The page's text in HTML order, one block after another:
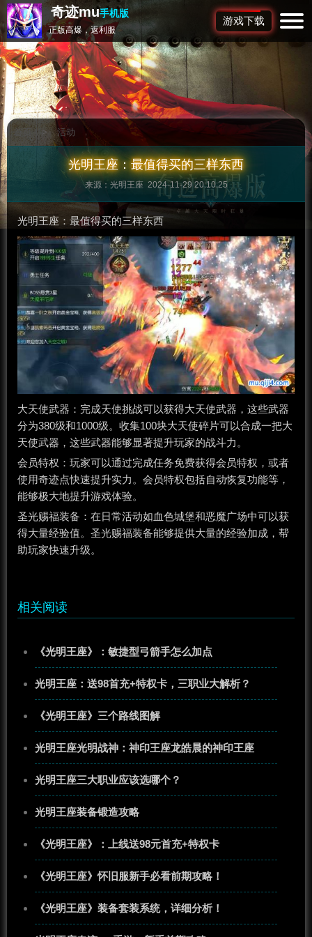
奇迹mu手机版
正版高爆，返利服
游戏下载
首页 > 活动
光明王座：最值得买的三样东西
来源：光明王座 2024-11-29 20:10:25
光明王座：最值得买的三样东西
大天使武器‌：完成天使挑战可以获得大天使武器，这些武器
分为380级和1000级。收集100块大天使碎片可以合成一把大
天使武器，这些武器能够显著提升玩家的战斗力‌。
‌会员特权‌：玩家可以通过完成任务免费获得会员特权，或者
使用奇迹点快速提升实力。会员特权包括自动恢复功能等，
能够极大地提升游戏体验‌。
‌圣光赐福装备‌：在日常活动如血色城堡和恶魔广场中可以获
得大量经验值。圣光赐福装备能够提供大量的经验加成，帮
助玩家快速升级‌。
相关阅读
《光明王座》：敏捷型弓箭手怎么加点
光明王座：送98首充+特权卡，三职业大解析？
《光明王座》三个路线图解
光明王座光明战神：神印王座龙皓晨的神印王座
光明王座三大职业应该选哪个？
光明王座装备锻造攻略
《光明王座》：上线送98元首充+特权卡
《光明王座》怀旧服新手必看前期攻略！
《光明王座》装备套装系统，详细分析！